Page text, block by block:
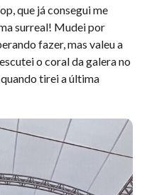
que já consegui me
surreal! Mudei por
fazer, mas valeu a
o coral da galera no
tirei a última